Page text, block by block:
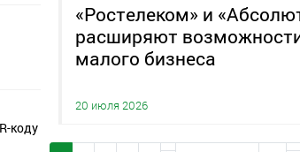
коду
«Ростелеком» и
расширяют
малого бизнеса
20 июля 2026